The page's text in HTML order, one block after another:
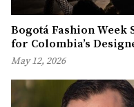
Bogotá Fashion
for Colombia’s
May 12, 2026